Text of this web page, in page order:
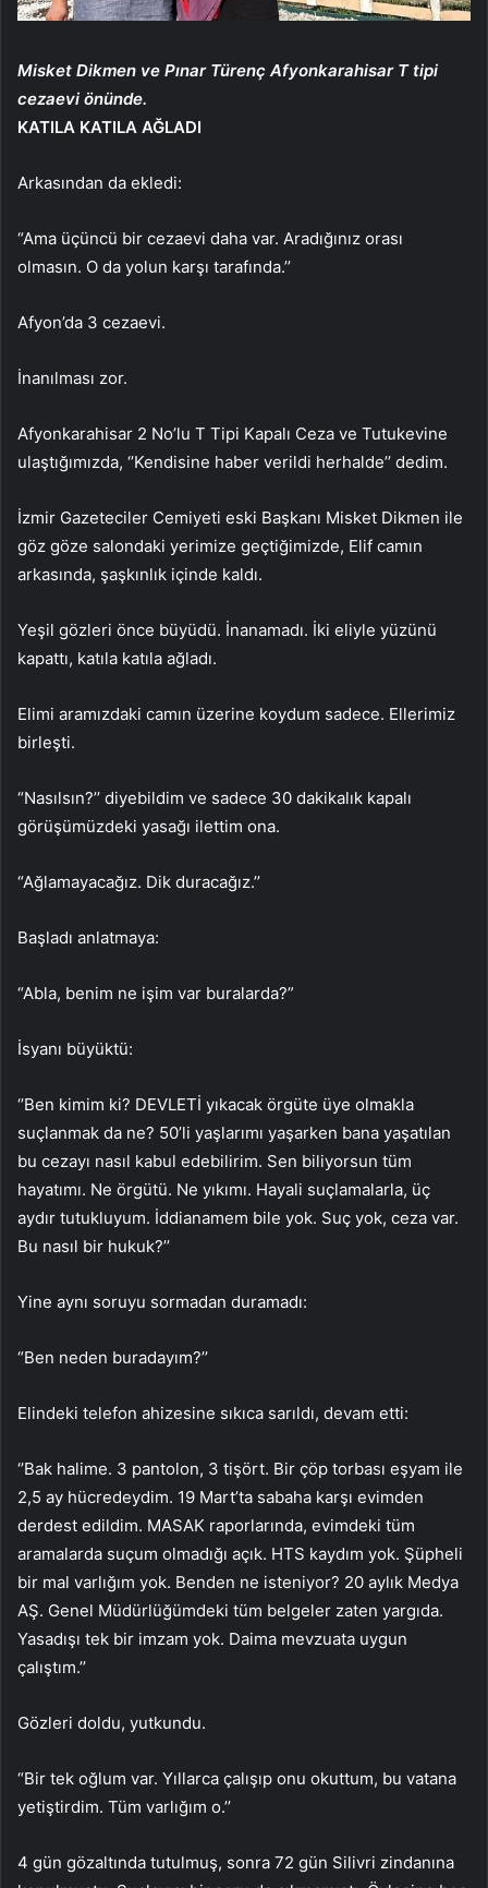
Misket Dikmen ve Pınar Türenç Afyonkarahisar T tipi
cezaevi önünde.
KATILA KATILA AĞLADI
Arkasından da ekledi:
“Ama üçüncü bir cezaevi daha var. Aradığınız orası
olmasın. O da yolun karşı tarafında.’’
Afyon’da 3 cezaevi.
İnanılması zor.
Afyonkarahisar 2 No’lu T Tipi Kapalı Ceza ve Tutukevine
ulaştığımızda, ‘’Kendisine haber verildi herhalde’’ dedim.
İzmir Gazeteciler Cemiyeti eski Başkanı Misket Dikmen ile
göz göze salondaki yerimize geçtiğimizde, Elif camın
arkasında, şaşkınlık içinde kaldı.
Yeşil gözleri önce büyüdü. İnanamadı. İki eliyle yüzünü
kapattı, katıla katıla ağladı.
Elimi aramızdaki camın üzerine koydum sadece. Ellerimiz
birleşti.
“Nasılsın?’’ diyebildim ve sadece 30 dakikalık kapalı
görüşümüzdeki yasağı ilettim ona.
“Ağlamayacağız. Dik duracağız.’’
Başladı anlatmaya:
“Abla, benim ne işim var buralarda?”
İsyanı büyüktü:
‘’Ben kimim ki? DEVLETİ yıkacak örgüte üye olmakla
suçlanmak da ne? 50’li yaşlarımı yaşarken bana yaşatılan
bu cezayı nasıl kabul edebilirim. Sen biliyorsun tüm
hayatımı. Ne örgütü. Ne yıkımı. Hayali suçlamalarla, üç
aydır tutukluyum. İddianamem bile yok. Suç yok, ceza var.
Bu nasıl bir hukuk?’’
Yine aynı soruyu sormadan duramadı:
“Ben neden buradayım?’’
Elindeki telefon ahizesine sıkıca sarıldı, devam etti:
‘’Bak halime. 3 pantolon, 3 tişört. Bir çöp torbası eşyam ile
2,5 ay hücredeydim. 19 Mart’ta sabaha karşı evimden
derdest edildim. MASAK raporlarında, evimdeki tüm
aramalarda suçum olmadığı açık. HTS kaydım yok. Şüpheli
bir mal varlığım yok. Benden ne isteniyor? 20 aylık Medya
AŞ. Genel Müdürlüğümdeki tüm belgeler zaten yargıda.
Yasadışı tek bir imzam yok. Daima mevzuata uygun
çalıştım.’’
Gözleri doldu, yutkundu.
“Bir tek oğlum var. Yıllarca çalışıp onu okuttum, bu vatana
yetiştirdim. Tüm varlığım o.’’
4 gün gözaltında tutulmuş, sonra 72 gün Silivri zindanına